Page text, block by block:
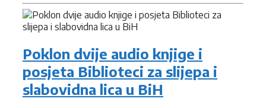
Poklon dvije audio knjige i
posjeta Biblioteci za slijepa i
slabovidna lica u BiH